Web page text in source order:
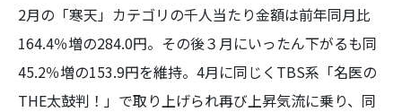
2月の「寒天」カテゴリの千人当たり金額は前年同月比
164.4％増の284.0円。その後３月にいったん下がるも同
45.2％増の153.9円を維持。4月に同じくTBS系「名医の
THE太鼓判！」で取り上げられ再び上昇気流に乗り、同